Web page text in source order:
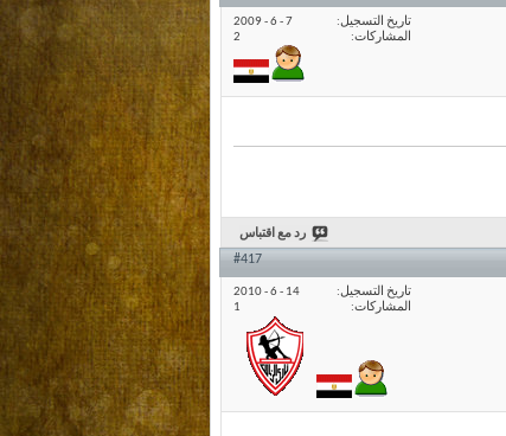
تاريخ التسجيل
7 - 6 - 2009
المشاركات
2
رد مع اقتباس
#417
تاريخ التسجيل
14 - 6 - 2010
المشاركات
1